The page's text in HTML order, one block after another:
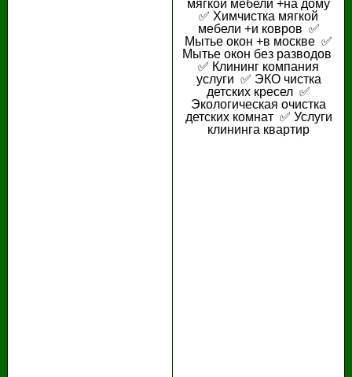
мягкой мебели +на дому
✅ Химчистка мягкой
мебели +и ковров ✅
Мытье окон +в москве ✅
Мытье окон без разводов
✅ Клининг компания
услуги ✅ ЭКО чистка
детских кресел ✅
Экологическая очистка
детских комнат ✅ Услуги
клининга квартир